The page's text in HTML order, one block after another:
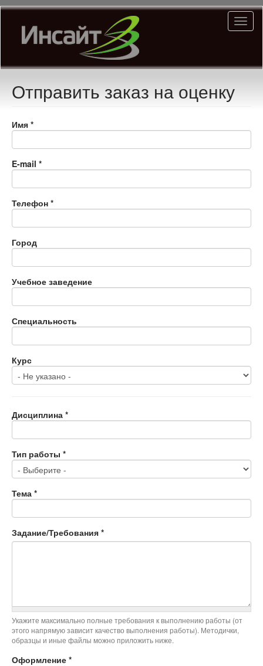
Перейти
основному
содержанию
Отправить заказ на оценку
Имя *
E-mail *
Телефон *
Город
Учебное заведение
Специальность
Курс
Дисциплина *
Тип работы *
Тема *
Задание/Требования *
Укажите максимально полные требования к выполнению работы (от
этого напрямую зависит качество выполнения работы). Методички,
образцы и иные файлы можно приложить ниже.
Оформление *